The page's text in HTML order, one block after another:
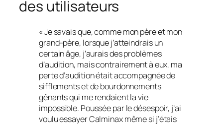
des utilisateurs
« Je savais que, comme mon père et mon
grand-père, lorsque j’atteindrais un
certain âge, j’aurais des problèmes
d’audition, mais contrairement à eux, ma
perte d’audition était accompagnée de
sifflements et de bourdonnements
gênants qui me rendaient la vie
impossible. Poussée par le désespoir, j’ai
voulu essayer Calminax même si j’étais